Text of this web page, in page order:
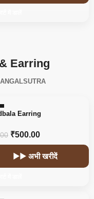
Earring
Earring
₹500.00
▶▶ अभी खरीदें